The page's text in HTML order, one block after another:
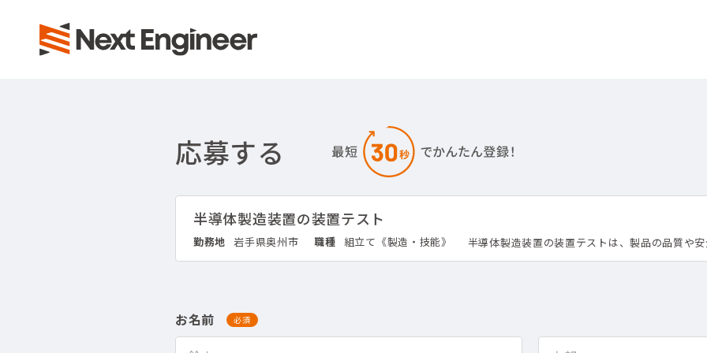
応募する
半導体製造装置の装置テスト
勤務地 岩手県奥州市 職種 組立て《製造・技能》 半導体製造装置の装置テストは、製品の品質や
お名前 必須